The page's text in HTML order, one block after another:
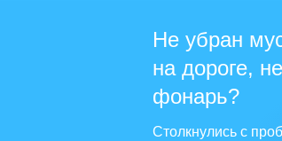
Не убран
на дороге,
фонарь?
Столкнулись с